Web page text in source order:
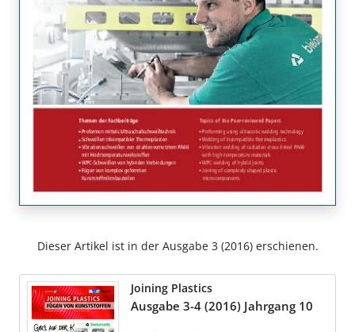
Dieser Artikel ist in der Ausgabe 3 (2016) erschienen.
Joining Plastics
Ausgabe 3-4 (2016) Jahrgang 10